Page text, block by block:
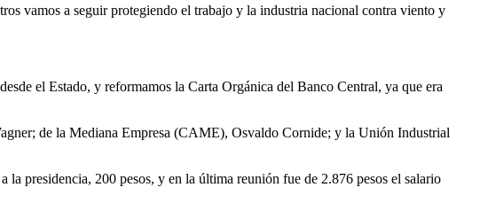
vamos a seguir protegiendo el trabajo y la industria nacional contra viento y
el Estado, y reformamos la Carta Orgánica del Banco Central, ya que era
de la Mediana Empresa (CAME), Osvaldo Cornide; y la Unión Industrial
presidencia, 200 pesos, y en la última reunión fue de 2.876 pesos el salario